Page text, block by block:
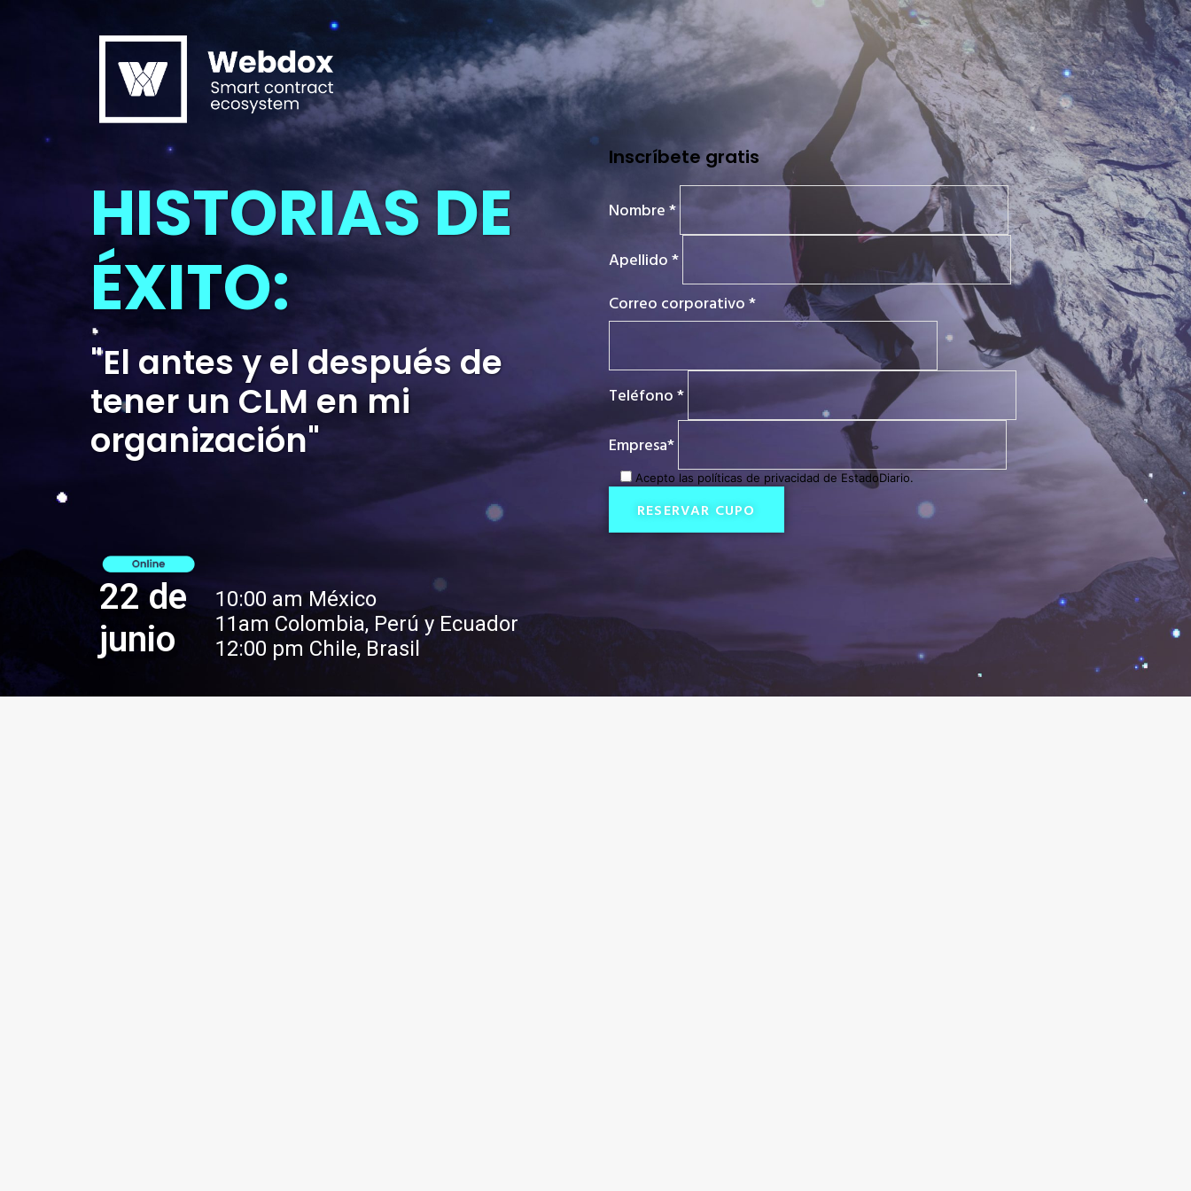
HISTORIAS DE
ÉXITO:
"El antes y el después de
tener un CLM en mi
organización"
22 de
junio
10:00 am México
11am Colombia, Perú y Ecuador
12:00 pm Chile, Brasil
Inscríbete gratis
Nombre *
Apellido *
Correo corporativo *
Teléfono *
Empresa*
Acepto las políticas de privacidad de EstadoDiario.